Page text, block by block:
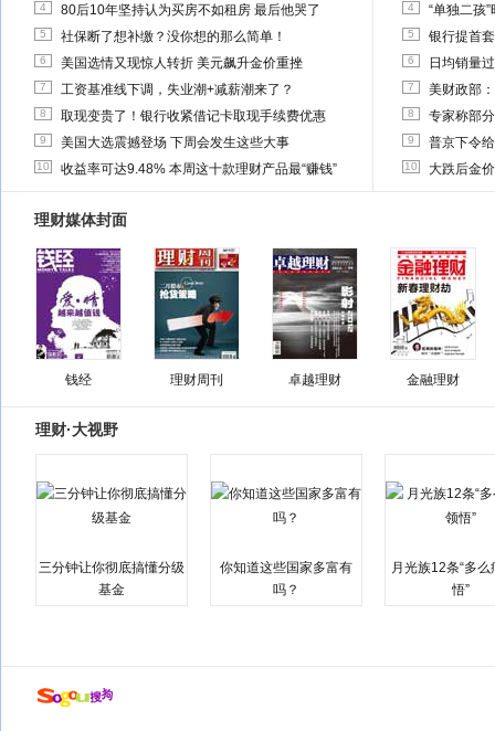
4 80后10年坚持认为买房不如租房 最后他哭了
5 社保断了想补缴？没你想的那么简单！
6 美国选情又现惊人转折 美元飙升金价重挫
7 工资基准线下调，失业潮+减薪潮来了？
8 取现变贵了！银行收紧借记卡取现手续费优惠
9 美国大选震撼登场 下周会发生这些大事
10 收益率可达9.48% 本周这十款理财产品最“赚钱”
4 “单独二孩
5 银行提首
6 日均销量
7 美财政部
8 专家称部
9 普京下令
10 大跌后金
理财媒体封面
钱经 理财周刊 卓越理财 金融理财
理财·大视野
三分钟让你彻底搞懂分级
基金
你知道这些国家多富有
吗？
月光族12条“多么
悟”